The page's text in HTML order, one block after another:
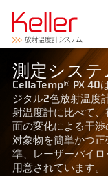
測定シス
CellaTemp® PX 40
ジタル2色放射温度
射温度計に比べて
面の変化による干
対象物を簡単かつ
準、レーザーパイ
用意されています。